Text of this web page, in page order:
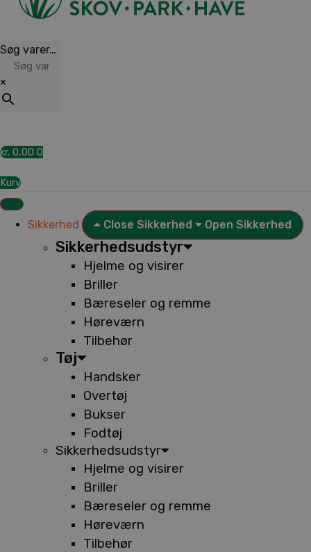
Søg varer…
×
kr. 0,00 0
Kurv
Sikkerhed Close Sikkerhed Open Sikkerhed
Sikkerhedsudstyr
Hjelme og visirer
Briller
Bæreseler og remme
Høreværn
Tilbehør
Tøj
Handsker
Overtøj
Bukser
Fodtøj
Sikkerhedsudstyr
Hjelme og visirer
Briller
Bæreseler og remme
Høreværn
Tilbehør